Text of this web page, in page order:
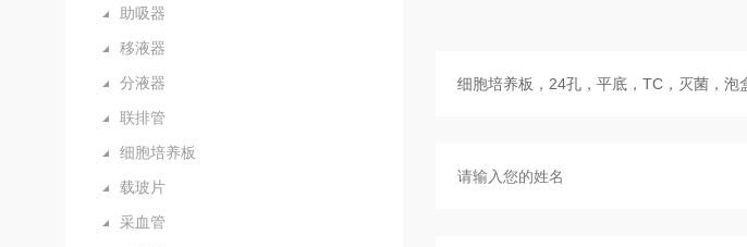
助吸器
移液器
分液器
联排管
细胞培养板
载玻片
采血管